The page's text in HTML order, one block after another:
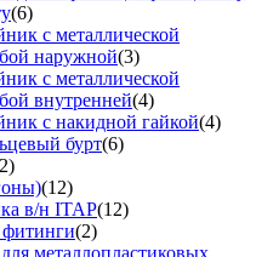
(6)
с металлической
наружной(3)
с металлической
внутренней(4)
с накидной гайкой(4)
бурт(6)
(12)
в/н ITAP(12)
(2)
металлопластиковых